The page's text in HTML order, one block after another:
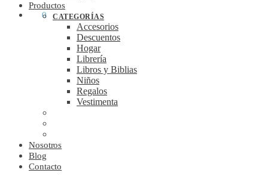
0
Productos
CATEGORÍAS
Accesorios
Descuentos
Hogar
Librería
Libros y Biblias
Niños
Regalos
Vestimenta
Nosotros
Blog
Contacto